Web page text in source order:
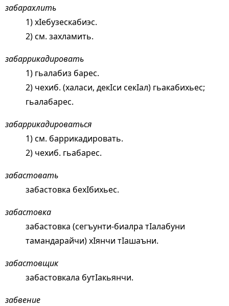
забарахлить
1) хIебузескабиэс.
2) см. захламить.
забаррикадировать
1) гьалабиз барес.
2) чехиб. (халаси, декIси секIал) гьакабихьес;
гьалабарес.
забаррикадироваться
1) см. баррикадировать.
2) чехиб. гьабарес.
забастовать
забастовка бехIбихьес.
забастовка
забастовка (сегъунти-биалра тIалабуни
тамандарайчи) хIянчи тIашаъни.
забастовщик
забастовкала бутIакьянчи.
забвение